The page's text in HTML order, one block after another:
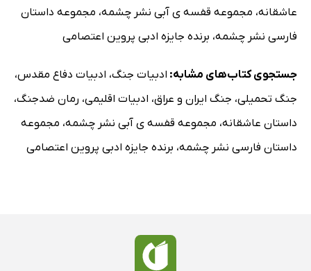
عاشقانه، مجموعه قفسه ی آبی نشر چشمه، مجموعه داستان
فارسی نشر چشمه، برنده جایزه ادبی پروین اعتصامی
جستجوی کتاب‌های مشابه: ادبیات جنگ، ادبیات دفاع مقدس،
جنگ تحمیلی، جنگ ایران و عراق، ادبیات اقلیمی، رمان ضدجنگ،
داستان عاشقانه، مجموعه قفسه ی آبی نشر چشمه، مجموعه
داستان فارسی نشر چشمه، برنده جایزه ادبی پروین اعتصامی